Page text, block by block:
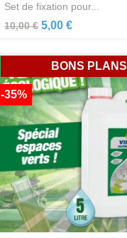
set de fixation pour...
10,00 € 5,00 €
Aperçu rapide
-35%
BONS PLANS